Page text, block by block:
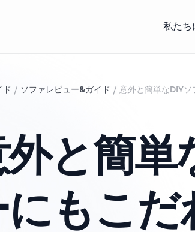
私たち
ド / ソファレビュー&ガイド / 意外と簡単なDIY
と簡単
にもこ